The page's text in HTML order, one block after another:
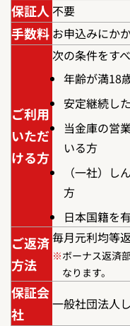
保証人 不要
手数料 お申込みにか
ご利用
いただ
ける方
次の条件をす
年齢が満18
安定継続し
当金庫の営
いる方
（一社）し
方
日本国籍を
ご返済
方法
毎月元利均等
※ボーナス返済
なります。
保証会
社
一般社団法人